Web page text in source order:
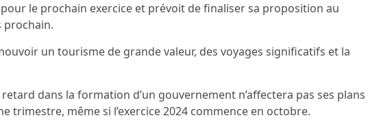
le prochain exercice et prévoit de finaliser sa proposition au
prochain.
un tourisme de grande valeur, des voyages significatifs et la
dans la formation d’un gouvernement n’affectera pas ses plans
trimestre, même si l’exercice 2024 commence en octobre.